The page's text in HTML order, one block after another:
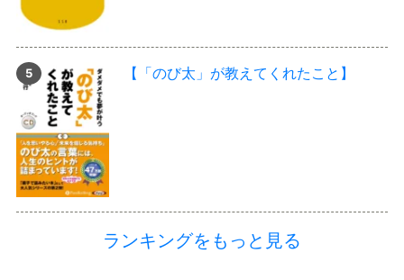
【「のび太」が教えてくれたこと】
ランキングをもっと見る